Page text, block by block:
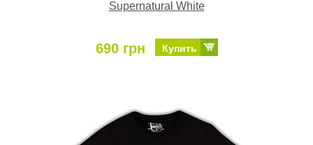
Supernatural White
690 грн Купить